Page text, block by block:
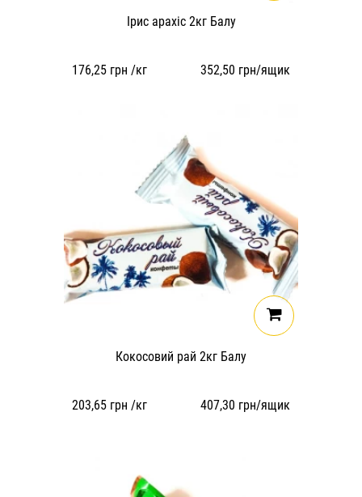
Ірис арахіс 2кг Балу
176,25 грн /кг 352,50 грн/ящик
Кокосовий рай 2кг Балу
203,65 грн /кг 407,30 грн/ящик